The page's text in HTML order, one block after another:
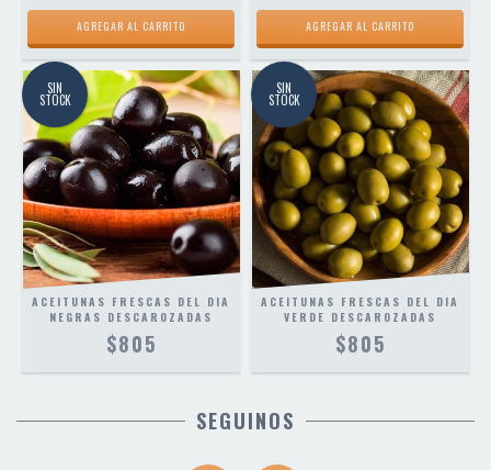
AGREGAR AL CARRITO AGREGAR AL CARRITO
SIN
STOCK
ACEITUNAS FRESCAS DEL DIA
NEGRAS DESCAROZADAS
$805
SIN
STOCK
ACEITUNAS FRESCAS DEL DIA
VERDE DESCAROZADAS
$805
SEGUINOS